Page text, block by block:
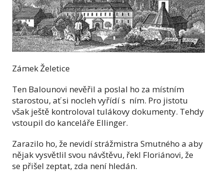
Zámek Želetice
Ten Balounovi nevěřil a poslal ho za místním
starostou, ať si nocleh vyřídí s ním. Pro jistotu
však ještě kontroloval tulákovy dokumenty. Tehdy
vstoupil do kanceláře Ellinger.
Zarazilo ho, že nevidí strážmistra Smutného a aby
nějak vysvětlil svou návštěvu, řekl Floriánovi, že
se přišel zeptat, zda není hledán.